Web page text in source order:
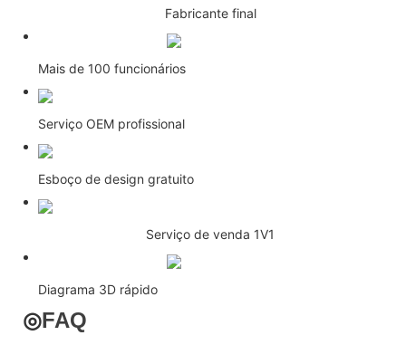
Fabricante final
Mais de 100 funcionários
Serviço OEM profissional
Esboço de design gratuito
Serviço de venda 1V1
Diagrama 3D rápido
◎FAQ